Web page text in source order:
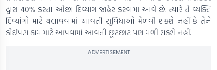
દ્વારા 40% કરતા ઓછા દિવ્યાંગ જાહેર કરવામાં આવે છે. ત્યારે તે વ્યક્તિ
દિવ્યાંગો માટે ચલાવવામાં આવતી સુવિધાઓ મેળવી શકશે નહીં કે તેને
કોઈપણ કામ માટે આપવામાં આવતી છૂટછાટ પણ મળી શકશે નહીં.
ADVERTISEMENT